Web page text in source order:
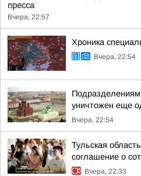
пресса
Вчера, 22:57
Хроника
Вчера, 22:54
уничтожен еще
Вчера, 22:54
Тульская
соглашение о
Вчера, 22:33